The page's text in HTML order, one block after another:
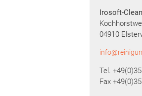
Maik
vor 4
nur
Irosoft-
04910
Tel.
Fax